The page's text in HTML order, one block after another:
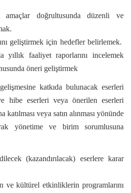
amaçlar doğrultusunda düzenli ve
geliştirmek için hedefler belirlemek.
yıllık faaliyet raporlarını incelemek
öneri geliştirmek
katkıda bulunacak eserleri
hibe eserleri veya önerilen eserleri
veya satın alınması yönünde
yönetime ve birim sorumlusuna
(kazandırılacak) eserlere karar
ve kültürel etkinliklerin programlarını